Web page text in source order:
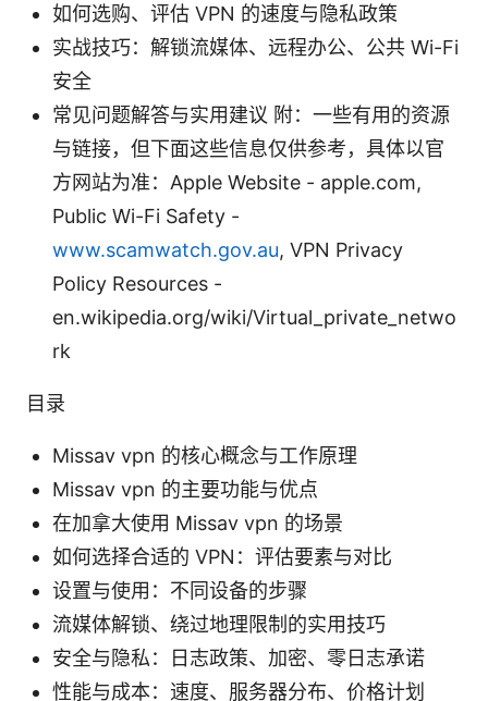
如何选购、评估 VPN 的速度与隐私政策
实战技巧：解锁流媒体、远程办公、公共 Wi-Fi
安全
常见问题解答与实用建议 附：一些有用的资源
与链接，但下面这些信息仅供参考，具体以官
方网站为准：Apple Website - apple.com,
Public Wi-Fi Safety -
www.scamwatch.gov.au, VPN Privacy
Policy Resources -
en.wikipedia.org/wiki/Virtual_private_netwo
rk
目录
Missav vpn 的核心概念与工作原理
Missav vpn 的主要功能与优点
在加拿大使用 Missav vpn 的场景
如何选择合适的 VPN：评估要素与对比
设置与使用：不同设备的步骤
流媒体解锁、绕过地理限制的实用技巧
安全与隐私：日志政策、加密、零日志承诺
性能与成本：速度、服务器分布、价格计划